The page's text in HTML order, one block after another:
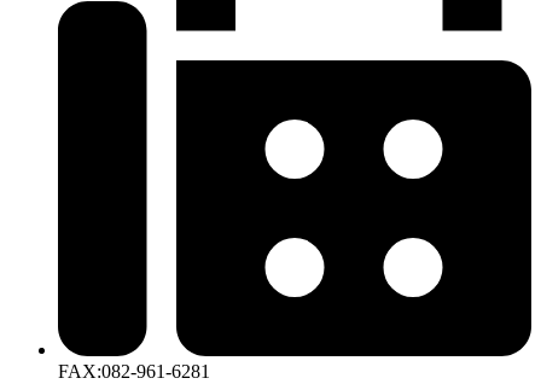
FAX:082-961-6281